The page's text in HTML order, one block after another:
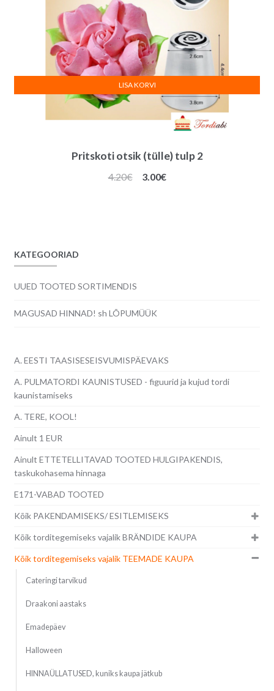
Pritskoti otsik (tülle) tulp 2
4.20€
Algne
3.00€Praegune
LISA KORVI
KATEGOORIAD
UUED TOOTED SORTIMENDIS
MAGUSAD HINNAD! sh LÕPUMÜÜK
A. EESTI TAASISESEISVUMISPÄEVAKS
A. PULMATORDI KAUNISTUSED - figuurid ja kujud tordi
kaunistamiseks
A. TERE, KOOL!
Ainult 1 EUR
Ainult ETTETELLITAVAD TOOTED HULGIPAKENDIS,
taskukohasema hinnaga
E171-VABAD TOOTED
Kõik PAKENDAMISEKS/ ESITLEMISEKS
Kõik torditegemiseks vajalik BRÄNDIDE KAUPA
Kõik torditegemiseks vajalik TEEMADE KAUPA
Cateringi tarvikud
Draakoni aastaks
Emadepäev
Halloween
HINNAÜLLATUSED, kuniks kaupa jätkub